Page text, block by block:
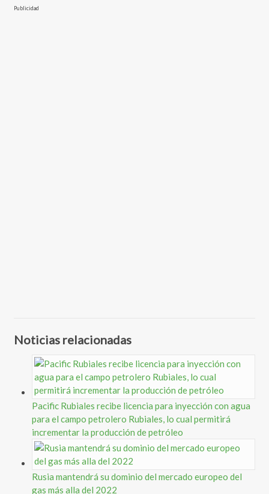
Publicidad
Noticias relacionadas
Pacific Rubiales recibe licencia para inyección con agua
para el campo petrolero Rubiales, lo cual permitirá
incrementar la producción de petróleo
Rusia mantendrá su dominio del mercado europeo del
gas más alla del 2022